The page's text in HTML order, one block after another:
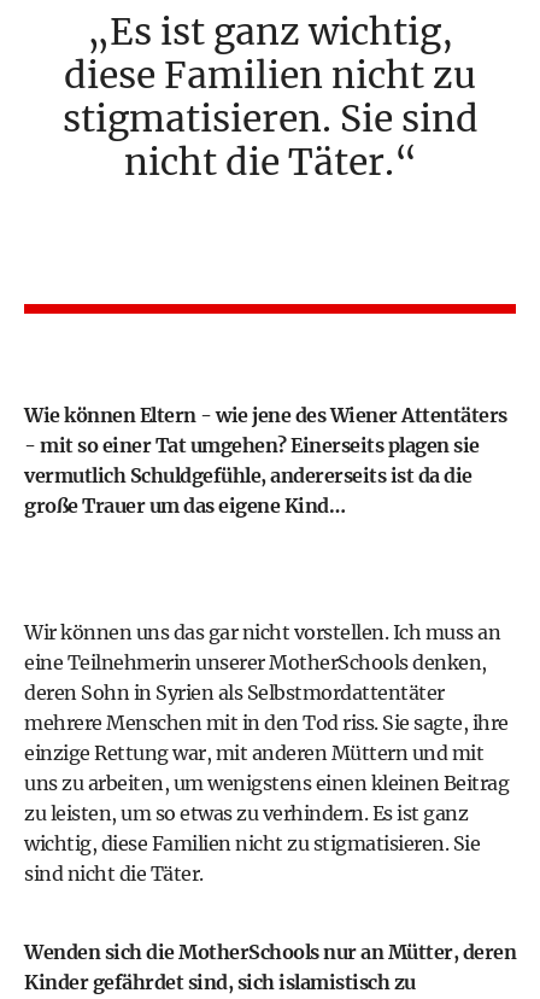
Es ist ganz wichtig,
diese Familien nicht zu
stigmatisieren. Sie sind
nicht die Täter.
Wie können Eltern - wie jene des Wiener Attentäters
- mit so einer Tat umgehen? Einerseits plagen sie
vermutlich Schuldgefühle, andererseits ist da die
große Trauer um das eigene Kind…
Wir können uns das gar nicht vorstellen. Ich muss an
eine Teilnehmerin unserer MotherSchools denken,
deren Sohn in Syrien als Selbstmordattentäter
mehrere Menschen mit in den Tod riss. Sie sagte, ihre
einzige Rettung war, mit anderen Müttern und mit
uns zu arbeiten, um wenigstens einen kleinen Beitrag
zu leisten, um so etwas zu verhindern. Es ist ganz
wichtig, diese Familien nicht zu stigmatisieren. Sie
sind nicht die Täter.
Wenden sich die MotherSchools nur an Mütter, deren
Kinder gefährdet sind, sich islamistisch zu